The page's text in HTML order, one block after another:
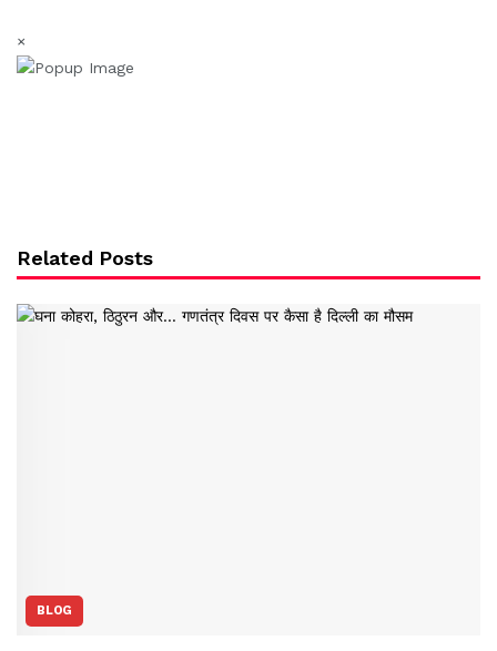
×
Related Posts
BLOG